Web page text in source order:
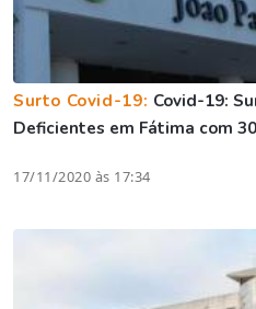
Surto Covid-19: Covid-19:
Deficientes em Fátima com
17/11/2020 às 17:34